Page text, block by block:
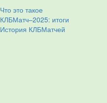
Что это такое
КЛБМатч–2025: итоги
История КЛБМатчей